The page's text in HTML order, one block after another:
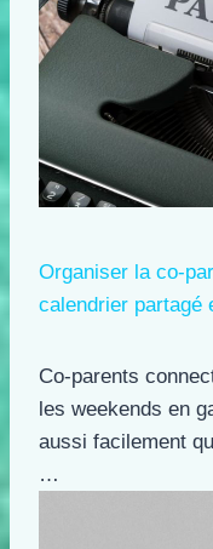
Organiser la co-
calendrier partagé
Co-parents
les weekends en
aussi facilement
…